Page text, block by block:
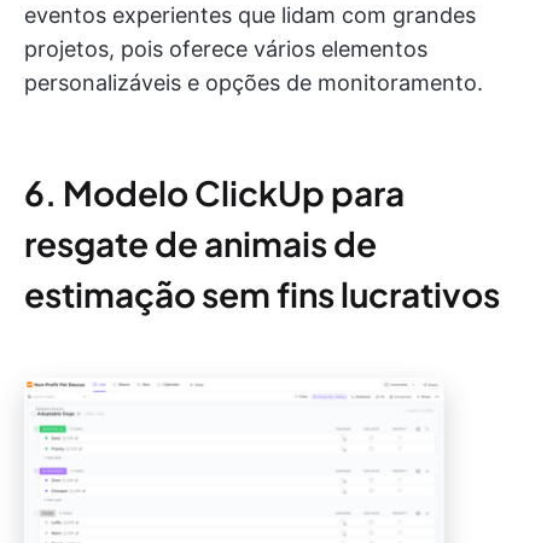
eventos experientes que lidam com grandes
projetos, pois oferece vários elementos
personalizáveis e opções de monitoramento.
6. Modelo ClickUp para
resgate de animais de
estimação sem fins lucrativos